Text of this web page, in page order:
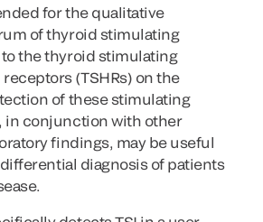
for the qualitative
of thyroid stimulating
the thyroid stimulating
(TSHRs) on the
of these stimulating
in conjunction with other
findings, may be useful
diagnosis of patients